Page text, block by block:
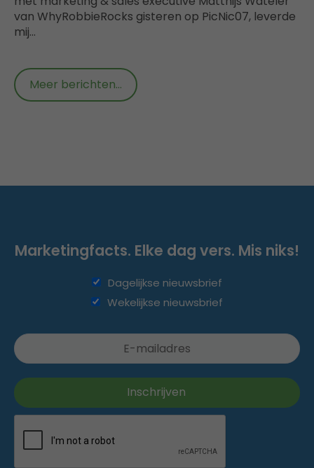
van WhyRobbieRocks gisteren op PicNic07, leverde
mij…
Meer berichten...
Marketingfacts. Elke dag vers. Mis niks!
Dagelijkse nieuwsbrief
Wekelijkse nieuwsbrief